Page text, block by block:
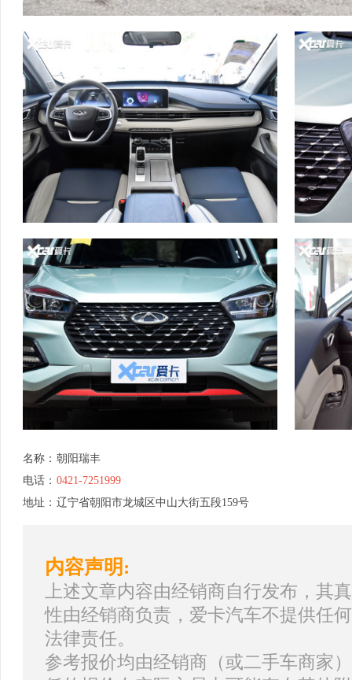
名称： 朝阳瑞丰
电话： 0421-7251999
地址： 辽宁省朝阳市龙城区中山大街五段159号
内容声明:
上述文章内容由经销商自行发布，其
性由经销商负责，爱卡汽车不提供任
法律责任。
参考报价均由经销商（或二手车商家